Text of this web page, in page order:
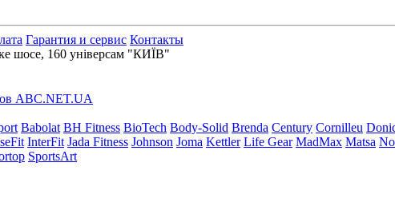
Гарантия и сервис Контакты
шосе, 160 універсам "КИЇВ"
ABC.NET.UA
Babolat BH Fitness BioTech Body-Solid Brenda Century Cornilleu
InterFit Jada Fitness Johnson Joma Kettler Life Gear MadMax Matsa
SportsArt